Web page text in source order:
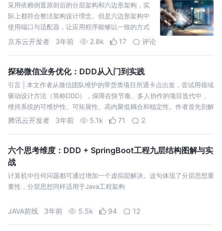
采用依赖倒置原则后的分层架构和六边形架构，实
际上都符合整洁架构设计理念。但是六边形架构中
使用端口与适配器，让应用程序能够以一致的方式
被用户、程序、自动化测试、批处理脚本所驱动，
京东云开发者 3年前 2.8k 17 评论
探秘微信业务优化：DDD从入门到实践
引言 | 本文作者从微信团队维护的带货类项目所遇卡点出发，尝试用领域
驱动设计方法（简称DDD），保障在快节奏、多人协作的项目迭代中，
维持系统的可维护性、可拓展性、高内聚低耦合和稳定性。作者首先剖解
相关
腾讯云开发者 3年前 5.1k 71 2
六个思考维度：DDD + SpringBoot工程九层结构图解与实
战
计算机中任何问题都可通过增加一个虚拟层解决。这句体现了分层思想重
要性，分层思想同样适用于Java工程架构
JAVA前线 3年前 5.5k 94 12